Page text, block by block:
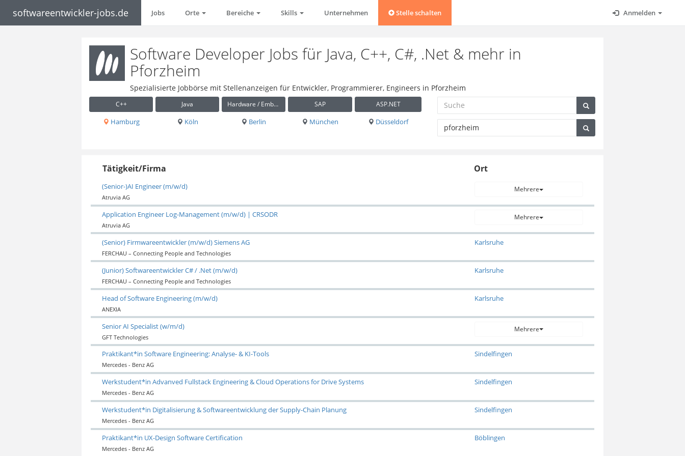
softwareentwickler-jobs.de Jobs Orte Bereiche Skills Unternehmen Stelle schalten Anmelden
Software Developer Jobs für Java, C++, C#, .Net & mehr in
Pforzheim
Spezialisierte Jobbörse mit Stellenanzeigen für Entwickler, Programmierer, Engineers in Pforzheim
C++ Java Hardware / Embedded SAP ASP.NET
Hamburg Köln Berlin München Düsseldorf
Tätigkeit/Firma Ort
(Senior-)AI Engineer (m/w/d)
Atruvia AG
Mehrere
Application Engineer Log-Management (m/w/d) | CRSODR
Atruvia AG
Mehrere
(Senior) Firmwareentwickler (m/w/d) Siemens AG
FERCHAU – Connecting People and Technologies
Karlsruhe
(Junior) Softwareentwickler C# / .Net (m/w/d)
FERCHAU – Connecting People and Technologies
Karlsruhe
Head of Software Engineering (m/w/d)
ANEXIA
Karlsruhe
Senior AI Specialist (w/m/d)
GFT Technologies
Mehrere
Praktikant*in Software Engineering: Analyse- & KI-Tools
Mercedes - Benz AG
Sindelfingen
Werkstudent*in Advanved Fullstack Engineering & Cloud Operations for Drive Systems
Mercedes - Benz AG
Sindelfingen
Werkstudent*in Digitalisierung & Softwareentwicklung der Supply-Chain Planung
Mercedes - Benz AG
Sindelfingen
Praktikant*in UX-Design Software Certification
Mercedes - Benz AG
Böblingen